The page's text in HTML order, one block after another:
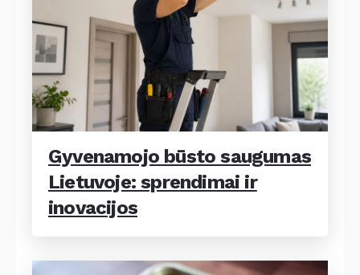
Gyvenamojo būsto saugumas
Lietuvoje: sprendimai ir
inovacijos